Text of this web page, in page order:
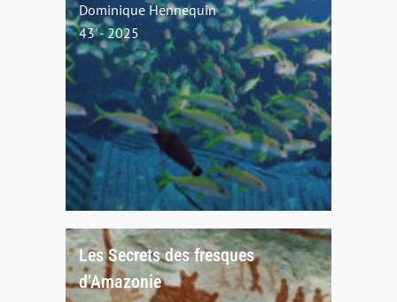
Dominique Hennequin
43' - 2025
Les Secrets des fresques
d’Amazonie